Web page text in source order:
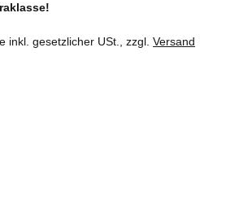
inkl. gesetzlicher USt., zzgl. Versand